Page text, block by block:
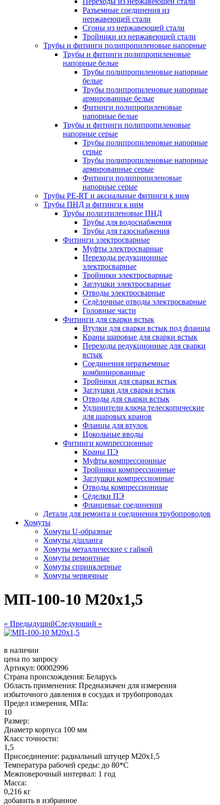
Разъемные соединения из
нержавеющей стали
Сгоны из нержавеющей стали
Тройники из нержавеющей стали
Трубы и фитинги полипропиленовые напорные
Трубы и фитинги полипропиленовые
напорные белые
Трубы полипропиленовые напорные
белые
Трубы полипропиленовые напорные
армированные белые
Фитинги полипропиленовые
напорные белые
Трубы и фитинги полипропиленовые
напорные серые
Трубы полипропиленовые напорные
серые
Трубы полипропиленовые напорные
армированные серые
Фитинги полипропиленовые
напорные серые
Трубы PE-RT и аксиальные фитинги к ним
Трубы ПНД и фитинги к ним
Трубы полиэтиленовые ПНД
Трубы для водоснабжения
Трубы для газоснабжения
Фитинги электросварные
Муфты электросварные
Переходы редукционные
электросварные
Тройники электросварные
Заглушки электросварные
Отводы электросварные
Седёлочные отводы электросварные
Головные части
Фитинги для сварки встык
Втулки для сварки встык под фланцы
Краны шаровые для сварки встык
Переходы редукционные для сварки
встык
Соединения неразъемные
комбинированные
Тройники для сварки встык
Заглушки для сварки встык
Отводы для сварки встык
Удлинители ключа телескопические
для шаровых кранов
Фланцы для втулок
Цокольные вводы
Фитинги компрессионные
Краны ПЭ
Муфты компрессионные
Тройники компрессионные
Заглушки компрессионные
Отводы компрессионные
Сёделки ПЭ
Фланцевые соединения
Детали для ремонта и соединения трубопроводов
Хомуты
Хомуты U-образные
Хомуты д/шланга
Хомуты металлические с гайкой
Хомуты ремонтные
Хомуты спринклерные
Хомуты червячные
МП-100-10 М20х1,5
« ПредыдущийСледующий »
в наличии
цена по запросу
Артикул: 00002996
Страна происхождения: Беларусь
Область применения: Предназначен для измерения
избыточного давления в сосудах и трубопроводах
Предел измерения, МПа:
10
Размер:
Диаметр корпуса 100 мм
Класс точности:
1,5
Присоединение: радиальный штуцер М20х1,5
Температура рабочей среды: до 80*С
Межповерочный интервал: 1 год
Масса:
0,216 кг
добавить в избранное